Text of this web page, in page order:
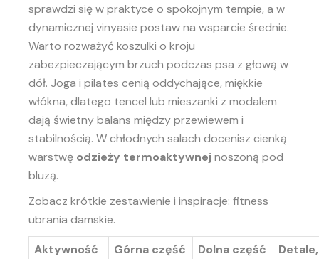
sprawdzi się w praktyce o spokojnym tempie, a w
dynamicznej vinyasie postaw na wsparcie średnie.
Warto rozważyć koszulki o kroju
zabezpieczającym brzuch podczas psa z głową w
dół. Joga i pilates cenią oddychające, miękkie
włókna, dlatego tencel lub mieszanki z modalem
dają świetny balans między przewiewem i
stabilnością. W chłodnych salach docenisz cienką
warstwę odzieży termoaktywnejnoszoną pod
bluzą.
Zobacz krótkie zestawienie i inspiracje:fitness
ubrania damskie.
Aktywność
Górna część Dolna część